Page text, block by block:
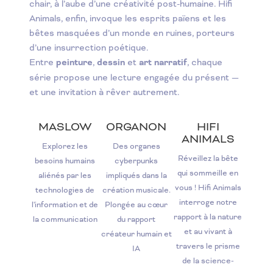
chair, à l’aube d’une créativité post-humaine. Hifi
Animals, enfin, invoque les esprits païens et les
bêtes masquées d’un monde en ruines, porteurs
d’une insurrection poétique.
Entre peinture, dessin et art narratif, chaque
série propose une lecture engagée du présent —
et une invitation à rêver autrement.
MASLOW
Explorez les
besoins humains
aliénés par les
technologies de
l'information et de
la communication
ORGANON
Des organes
cyberpunks
impliqués dans la
création musicale.
Plongée au cœur
du rapport
créateur humain et
IA
HIFI
ANIMALS
Réveillez la bête
qui sommeille en
vous ! Hifi Animals
interroge notre
rapport à la nature
et au vivant à
travers le prisme
de la science-